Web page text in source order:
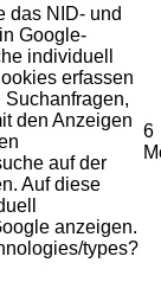
das NID- und
Google-
individuell
erfassen
den Anzeigen
auf der
Auf diese
anzeigen.
types?
6